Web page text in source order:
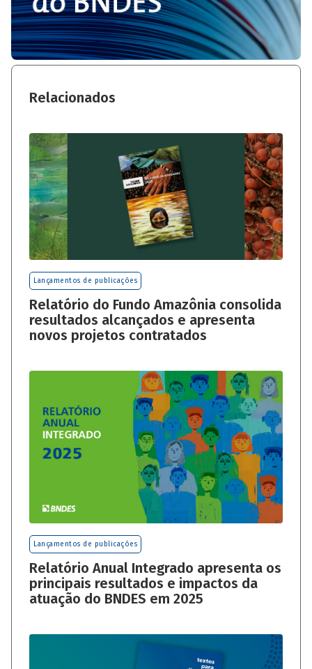
Relacionados
Lançamentos de publicações
Relatório do Fundo Amazônia consolida
resultados alcançados e apresenta
novos projetos contratados
Lançamentos de publicações
Relatório Anual Integrado apresenta os
principais resultados e impactos da
atuação do BNDES em 2025